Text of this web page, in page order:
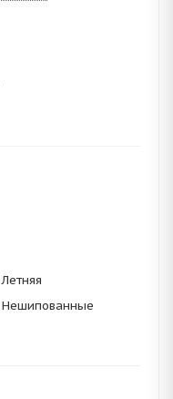
Летняя
Нешипованные